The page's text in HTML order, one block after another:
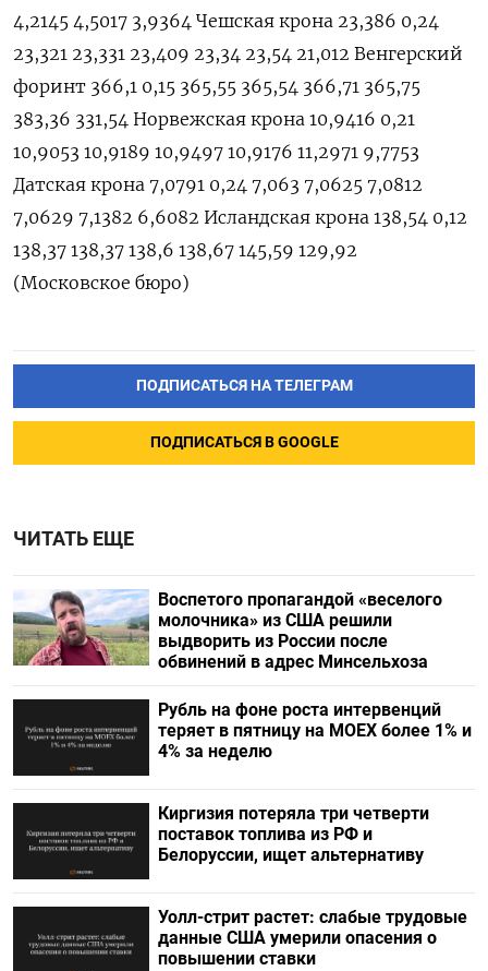
4,2145 4,5017 3,9364 Чешская крона 23,386 0,24
23,321 23,331 23,409 23,34 23,54 21,012 Венгерский
форинт 366,1 0,15 365,55 365,54 366,71 365,75
383,36 331,54 Норвежская крона 10,9416 0,21
10,9053 10,9189 10,9497 10,9176 11,2971 9,7753
Датская крона 7,0791 0,24 7,063 7,0625 7,0812
7,0629 7,1382 6,6082 Исландская крона 138,54 0,12
138,37 138,37 138,6 138,67 145,59 129,92
(Московское бюро)
ПОДПИСАТЬСЯ НА ТЕЛЕГРАМ
ПОДПИСАТЬСЯ В GOOGLE
ЧИТАТЬ ЕЩЕ
Воспетого пропагандой «веселого
молочника» из США решили
выдворить из России после
обвинений в адрес Минсельхоза
Рубль на фоне роста интервенций
теряет в пятницу на МОЕХ более 1% и
4% за неделю
Киргизия потеряла три четверти
поставок топлива из РФ и
Белоруссии, ищет альтернативу
Уолл-стрит растет: слабые трудовые
данные США умерили опасения о
повышении ставки